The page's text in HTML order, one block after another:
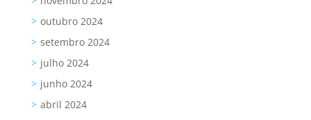
outubro 2024
setembro 2024
julho 2024
junho 2024
abril 2024